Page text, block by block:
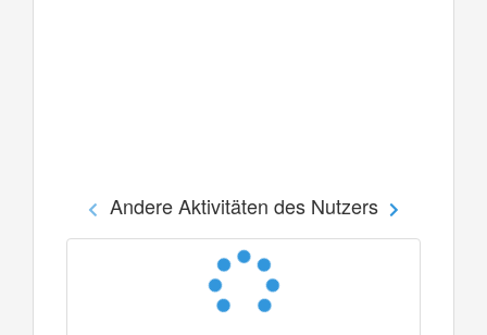
Andere Aktivitäten des Nutzers